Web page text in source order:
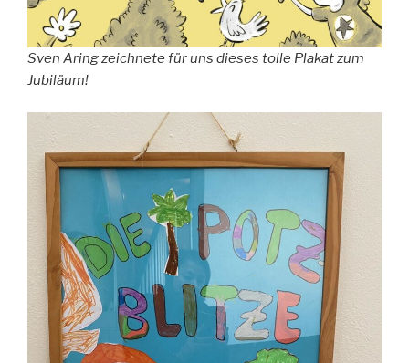
Sven Aring zeichnete für uns dieses tolle Plakat zum
Jubiläum!